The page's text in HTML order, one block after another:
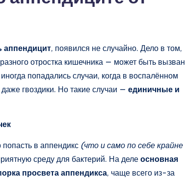
аппендицит, появился не случайно. Дело в том,
отростка кишечника — может быть вызван
попадались случаи, когда в воспалённом
гвоздики. Но такие случаи — единичные и
в аппендикс (что и само по себе крайне
среду для бактерий. На деле основная
просвета аппендикса, чаще всего из-за